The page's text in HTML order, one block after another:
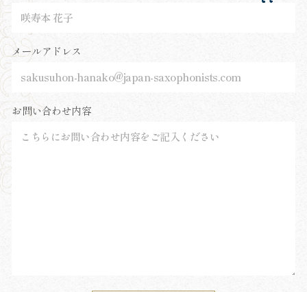
メールアドレス
お問い合わせ内容